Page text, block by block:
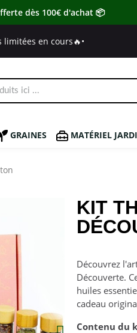
dès 100€ d'achat 📦
limitées en cours🔥•
GRAINES MATÉRIEL
KIT
Découvrez
Découverte.
huiles
cadeau
Contenu du